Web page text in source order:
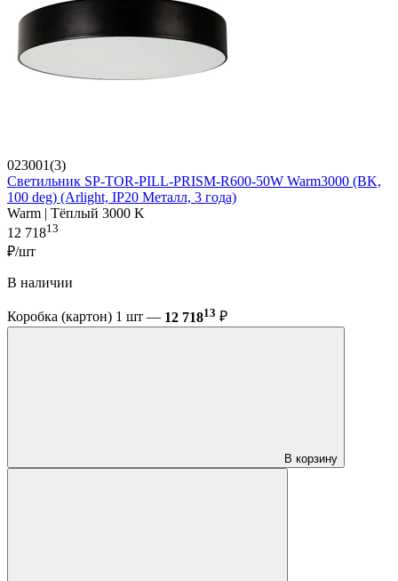
023001(3)
Светильник SP-TOR-PILL-PRISM-R600-50W Warm3000 (BK,
100 deg) (Arlight, IP20 Металл, 3 года)
Warm | Тёплый 3000 K
12 71813
₽/шт
В наличии
Коробка (картон) 1 шт — 12 71813 ₽
В корзину